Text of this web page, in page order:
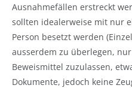
Ausnahmefällen erstreckt
sollten idealerweise mit nur
Person besetzt werden
ausserdem zu überlegen,
Beweismittel zuzulassen,
Dokumente, jedoch keine